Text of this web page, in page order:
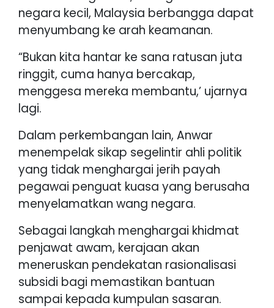
negara kecil, Malaysia berbangga dapat
menyumbang ke arah keamanan.
“Bukan kita hantar ke sana ratusan juta
ringgit, cuma hanya bercakap,
menggesa mereka membantu,’ ujarnya
lagi.
Dalam perkembangan lain, Anwar
menempelak sikap segelintir ahli politik
yang tidak menghargai jerih payah
pegawai penguat kuasa yang berusaha
menyelamatkan wang negara.
Sebagai langkah menghargai khidmat
penjawat awam, kerajaan akan
meneruskan pendekatan rasionalisasi
subsidi bagi memastikan bantuan
sampai kepada kumpulan sasaran.